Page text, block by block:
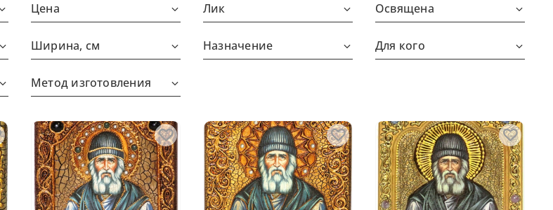
Цена Лик Освящена
Ширина, см Назначение Для кого
Метод изготовления